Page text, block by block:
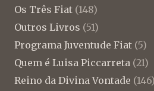
Os Três Fiat (148)
Outros Livros (51)
Programa Juventude Fiat (5)
Quem é Luisa Piccarreta (21)
Reino da Divina Vontade (146)